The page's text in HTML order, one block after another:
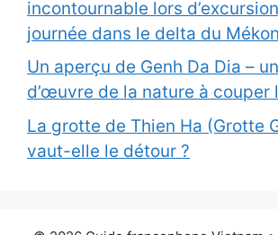
incontournable lors d’excursion
journée dans le delta du
Un aperçu de Genh Da Dia –
d’œuvre de la nature à couper
La grotte de Thien Ha (Grotte
vaut-elle le détour ?